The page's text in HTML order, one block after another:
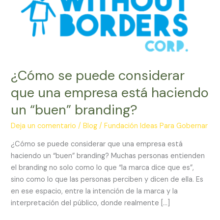
¿Cómo se puede considerar
que una empresa está haciendo
un “buen” branding?
Deja un comentario /Blog /Fundación Ideas Para Gobernar
¿Cómo se puede considerar que una empresa está
haciendo un “buen” branding? Muchas personas entienden
el branding no solo como lo que “la marca dice que es”,
sino como lo que las personas perciben y dicen de ella. Es
en ese espacio, entre la intención de la marca y la
interpretación del público, donde realmente […]